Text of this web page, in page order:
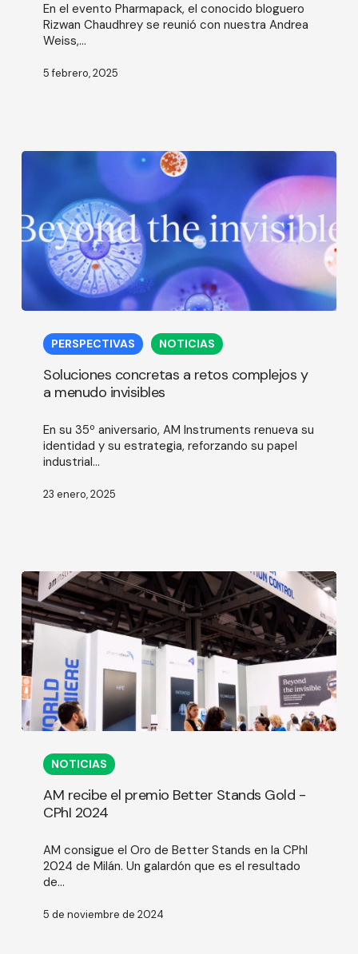
biodescontaminación
primas
En el evento Pharmapack, el conocido bloguero
Rizwan Chaudhrey se reunió con nuestra Andrea
Weiss,...
5 febrero, 2025
concretas
complejos
menudo
invisibles
PERSPECTIVAS NOTICIAS
Soluciones concretas a retos complejos y
a menudo invisibles
En su 35º aniversario, AM Instruments renueva su
identidad y su estrategia, reforzando su papel
industrial...
23 enero, 2025
recibe
premio
Better
Stands
CPhI
2024
NOTICIAS
AM recibe el premio Better Stands Gold -
CPhI 2024
AM consigue el Oro de Better Stands en la CPhI
2024 de Milán. Un galardón que es el resultado
de...
5 de noviembre de 2024